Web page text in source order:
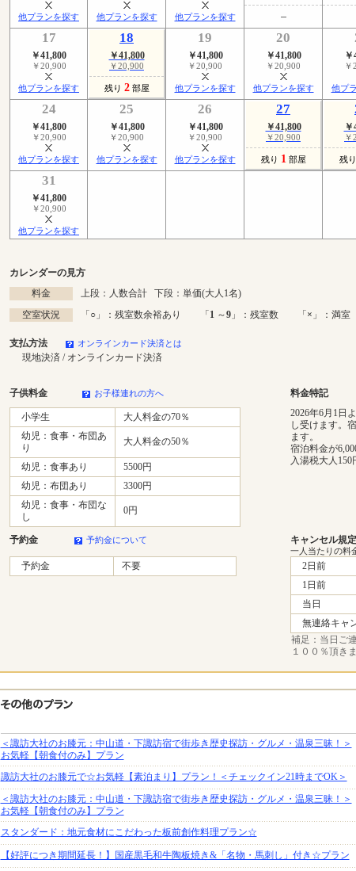
他プランを探す 他プランを探す 他プランを探す
17
￥41,800
￥20,900
他プランを探す
18
￥41,800
￥20,900
残り 2 部屋
19
￥41,800
￥20,900
他プランを探す
20
￥41,800
￥20,900
他プランを探す
￥
他プ
24
￥41,800
￥20,900
他プランを探す
25
￥41,800
￥20,900
他プランを探す
26
￥41,800
￥20,900
他プランを探す
27
￥41,800
￥20,900
残り 1 部屋
￥
残り
31
￥41,800
￥20,900
他プランを探す
カレンダーの見方
料金
上段：人数合計 下段：単価(大人1名)
空室状況
「○ 」：残室数余裕あり 「1 ～9 」：残室数 「× 」：満
支払方法 オンラインカード決済とは
現地決済 / オンラインカード決済
子供料金 お子様連れの方へ 料金特記
小学生
大人料金の70％
幼児：食事・布団あ
り
大人料金の50％
幼児：食事あり
5500円
幼児：布団あり
3300円
幼児：食事・布団な
し
0円
2026年6月1日
し受けます。
ます。
宿泊料金が
入湯税大人150
予約金 予約金について キャンセル規定
一人当たりの料
予約金 不要 2日前
1日前
当日
無連絡キャ
補足：当日ご
１００％頂き
＜諏訪大社のお膝元：中山道・下諏訪宿で街歩き歴史探訪・グルメ・温泉三昧！＞
お気軽【朝食付のみ】プラン
諏訪大社のお膝元で☆お気軽【素泊まり】プラン！＜チェックイン21時までOK＞
＜諏訪大社のお膝元：中山道・下諏訪宿で街歩き歴史探訪・グルメ・温泉三昧！＞
お気軽【朝食付のみ】プラン
スタンダード：地元食材にこだわった板前創作料理プラン☆
【好評につき期間延長！】国産黒毛和牛陶板焼き&「名物・馬刺し」付き☆プラン